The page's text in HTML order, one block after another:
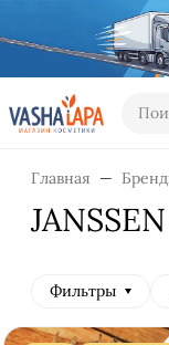
Главная
Фильтры